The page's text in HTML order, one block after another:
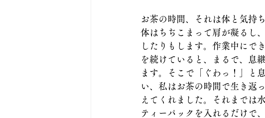
お茶の時間、それは体と気持
体はちぢこまって肩が凝るし
したりもします。作業中にで
を続けていると、まるで、息
ます。そこで「ぐわっ！」と
い、私はお茶の時間で生き返
えてくれました。それまでは
ティーパックを入れるだけで